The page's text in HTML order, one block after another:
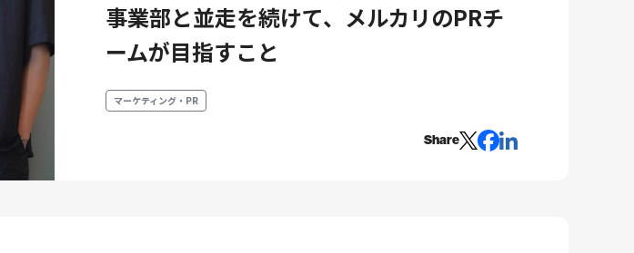
マーケティング・PR
プロダクトマネジメント
データアナリティクス
プロダクトデザイン
内部監査・リスク
人事
セキュリティ・プライバシー
事業部と並走を続けて、メルカリのPRチ
ームが目指すこと
マーケティング・PR
Share